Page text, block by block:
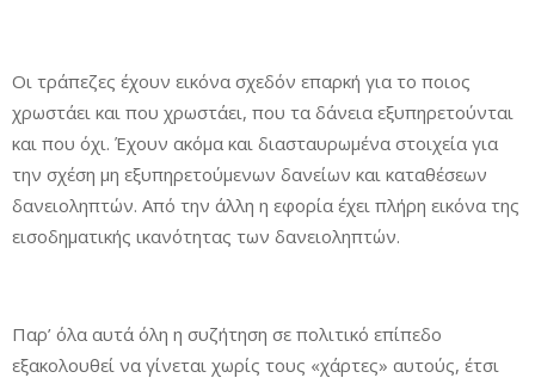
Οι τράπεζες έχουν εικόνα σχεδόν επαρκή για το ποιος
χρωστάει και που χρωστάει, που τα δάνεια εξυπηρετούνται
και που όχι. Έχουν ακόμα και διασταυρωμένα στοιχεία για
την σχέση μη εξυπηρετούμενων δανείων και καταθέσεων
δανειοληπτών. Από την άλλη η εφορία έχει πλήρη εικόνα της
εισοδηματικής ικανότητας των δανειοληπτών.
Παρ’ όλα αυτά όλη η συζήτηση σε πολιτικό επίπεδο
εξακολουθεί να γίνεται χωρίς τους «χάρτες» αυτούς, έτσι